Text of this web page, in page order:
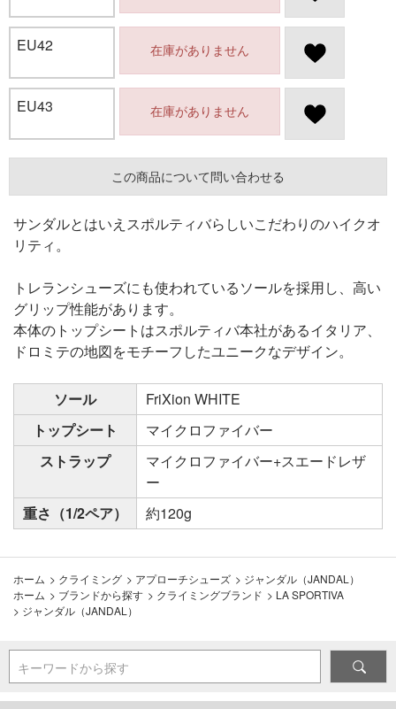
EU42 在庫がありません
EU43 在庫がありません
この商品について問い合わせる
サンダルとはいえスポルティバらしいこだわりのハイクオ
リティ。
トレランシューズにも使われているソールを採用し、高い
グリップ性能があります。
本体のトップシートはスポルティバ本社があるイタリア、
ドロミテの地図をモチーフしたユニークなデザイン。
ソール
FriXion WHITE
トップシート
マイクロファイバー
ストラップ
マイクロファイバー+スエードレザ
ー
重さ（1/2ペア）
約120g
ホーム > クライミング > アプローチシューズ > ジャンダル（JANDAL）
ホーム > ブランドから探す > クライミングブランド > LA SPORTIVA
> ジャンダル（JANDAL）
キーワードから探す